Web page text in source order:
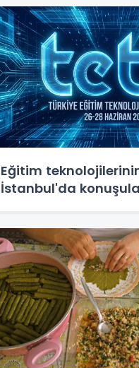
Eğitim
İstanbul'da